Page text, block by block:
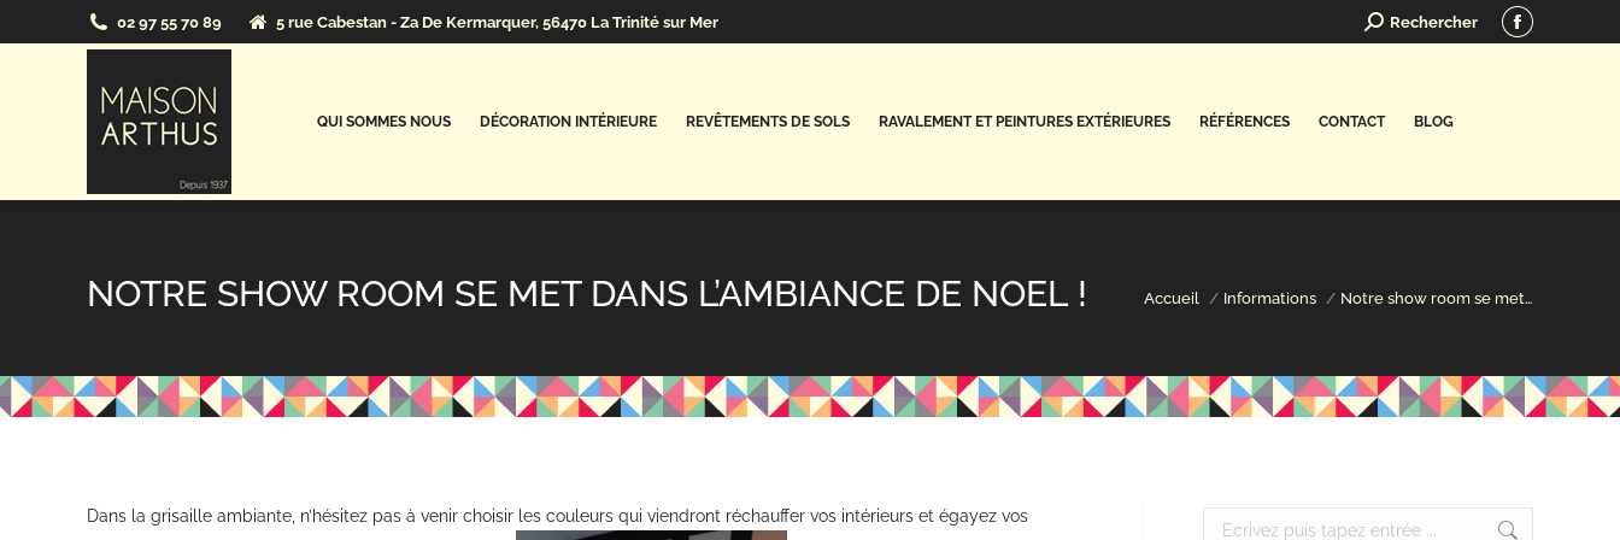
02 97 55 70 89 5 rue Cabestan - Za De Kermarquer, 56470 La Trinité sur Mer Search:
Rechercher
Facebook
QUI SOMMES NOUS DÉCORATION INTÉRIEURE REVÊTEMENTS DE SOLS RAVALEMENT ET PEINTURES EXTÉRIEURES RÉFÉRENCES CONTACT BLOG
NOTRE SHOW ROOM SE MET DANS L’AMBIANCE DE NOEL ! Vous êtes ici :
Accueil Informations Notre show room se met…
Dans la grisaille ambiante, n’hésitez pas à venir choisir les couleurs qui viendront réchauffer vos intérieurs et égayez vos Search: